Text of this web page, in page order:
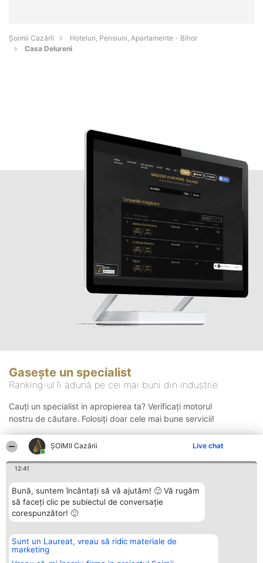
ȘOIMII Cazării Live chat
12:41
Bună, suntem încântați să vă ajutăm! 🙂 Vă rugăm
să faceți clic pe subiectul de conversație
corespunzător! 🙂
Sunt un Laureat, vreau să ridic materiale de
marketing
Șoimii Cazării
Hoteluri, Pensiuni, Apartamente - Bihor
Casa Delureni
Gasește un specialist
Ranking-ul îi adună pe cei mai buni din industrie
Cauți un specialist in apropierea ta? Verificați motorul
nostru de căutare. Folosiți doar cele mai bune servicii!
Organizator Ranking
BRIGHT SOLUTIONS BR SRL
Aleea Timisul De Sus 2 Bl. A30
Plebiscyt
Lista Tuturor
Contact